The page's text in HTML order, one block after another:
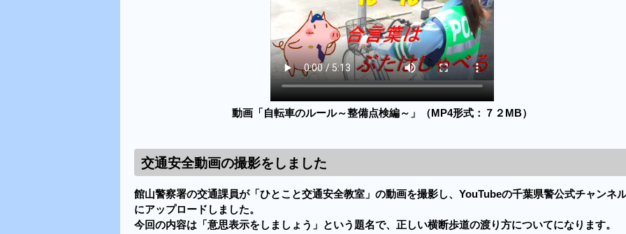
動画「自転車のルール～整備点検編～」（MP4形式：７２MB）
交通安全動画の撮影をしました
館山警察署の交通課員が「ひとこと交通安全教室」の動画を撮影し、YouTubeの千葉県警公式チャンネ
にアップロードしました。
今回の内容は「意思表示をしましょう」という題名で、正しい横断歩道の渡り方についてになります。